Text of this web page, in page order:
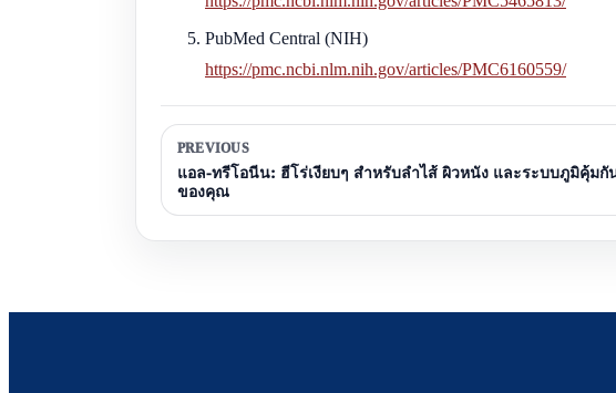
PubMed Central (NIH)
https://pmc.ncbi.nlm.nih.gov/articles/PMC6160559/
PREVIOUS
แอล-ทรีโอนีน: ฮีโร่เงียบๆ สำหรับลำไส้ ผิวหนัง และระบบภูมิคุ้มกั
ของคุณ